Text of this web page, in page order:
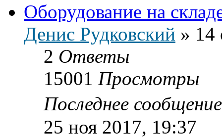
Оборудование на
Денис Рудковский » 14
2 Ответы
15001 Просмотры
Последнее
25 ноя 2017, 19:37